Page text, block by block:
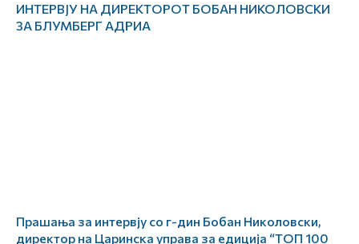
ИНТЕРВЈУ НА ДИРЕКТОРОТ БОБАН НИКОЛОВСКИ
ЗА БЛУМБЕРГ АДРИА
Прашања за интервју со г-дин Бобан Николовски,
директор на Царинска управа за едиција “ТОП 100